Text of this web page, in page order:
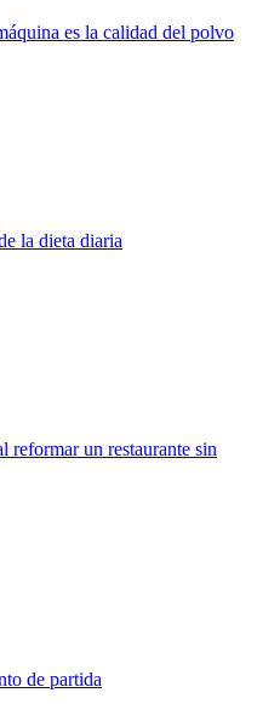
es la calidad del polvo
la dieta diaria
reformar un restaurante sin
de partida